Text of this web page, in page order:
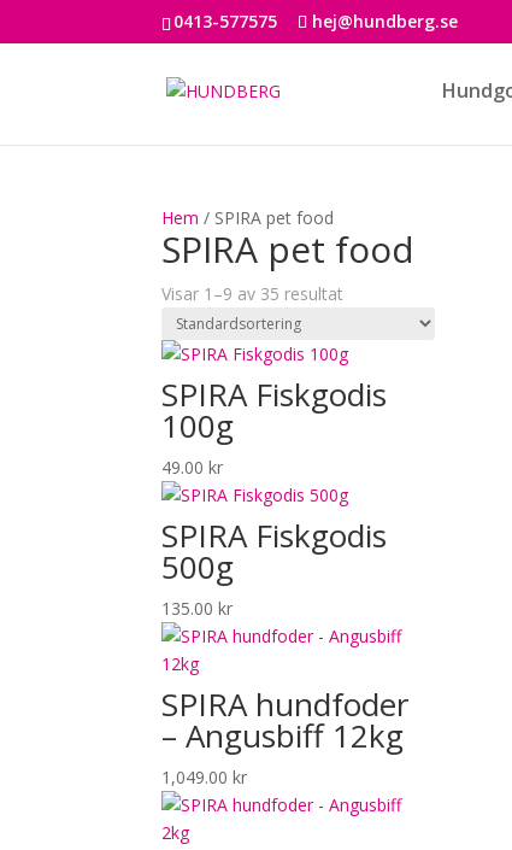
0413-577575 hej@hundberg.se
Hem / SPIRA pet food
SPIRA pet food
Visar 1–9 av 35 resultat
SPIRA Fiskgodis
100g
49.00kr
SPIRA Fiskgodis
500g
135.00kr
SPIRA hundfoder
– Angusbiff 12kg
1,049.00kr